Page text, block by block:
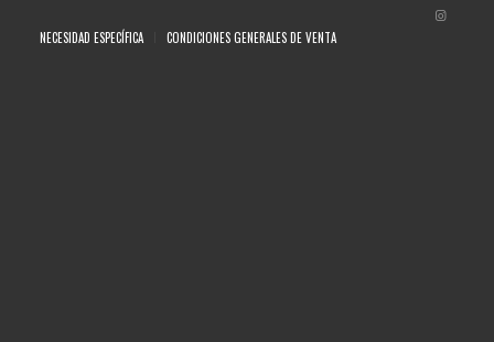
NECESIDAD ESPECÍFICA CONDICIONES GENERALES DE VENTA